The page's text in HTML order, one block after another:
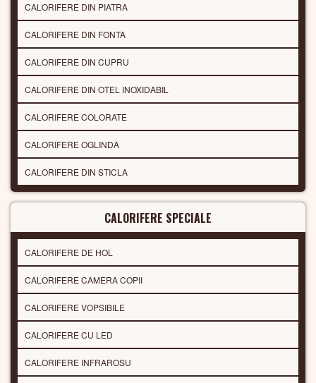
CALORIFERE DIN PIATRA
CALORIFERE DIN FONTA
CALORIFERE DIN CUPRU
CALORIFERE DIN OTEL INOXIDABIL
CALORIFERE COLORATE
CALORIFERE OGLINDA
CALORIFERE DIN STICLA
CALORIFERE SPECIALE
CALORIFERE DE HOL
CALORIFERE CAMERA COPII
CALORIFERE VOPSIBILE
CALORIFERE CU LED
CALORIFERE INFRAROSU